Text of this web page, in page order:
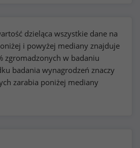
dzieląca wszystkie dane na
i powyżej mediany znajduje
zgromadzonych w badaniu
badania wynagrodzeń znaczy
zarabia poniżej mediany